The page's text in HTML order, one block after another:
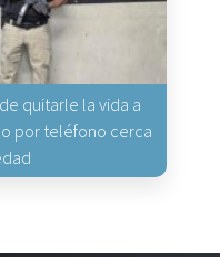
quitarle la vida a
por teléfono cerca